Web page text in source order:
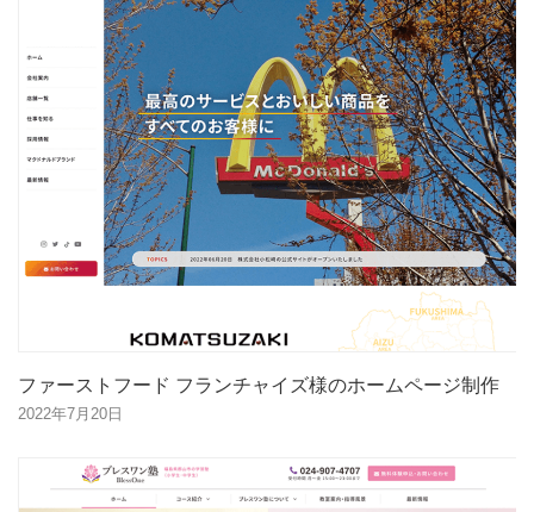
ファーストフード フランチャイズ様のホームページ制作
2022年7月20日